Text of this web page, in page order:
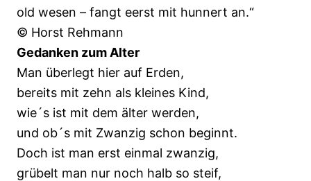
old wesen – fangt eerst mit hunnert an.“
© Horst Rehmann
Gedanken zum Alter
Man überlegt hier auf Erden,
bereits mit zehn als kleines Kind,
wie´s ist mit dem älter werden,
und ob´s mit Zwanzig schon beginnt.
Doch ist man erst einmal zwanzig,
grübelt man nur noch halb so steif,